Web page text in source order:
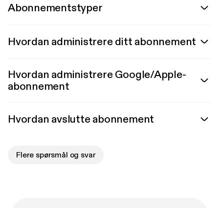
Abonnementstyper
Hvordan administrere ditt abonnement
Hvordan administrere Google/Apple-
abonnement
Hvordan avslutte abonnement
Flere spørsmål og svar